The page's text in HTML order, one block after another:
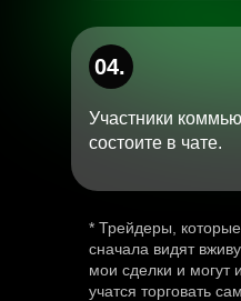
04.
* Трейдеры,
сначала видят
мои сделки и могут
учатся торговать
Участники
состоите в чате.